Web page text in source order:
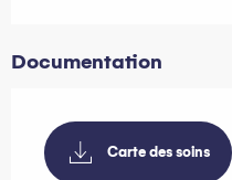
Documentation
Carte des soins